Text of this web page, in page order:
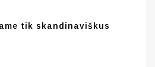
tik skandinaviškus